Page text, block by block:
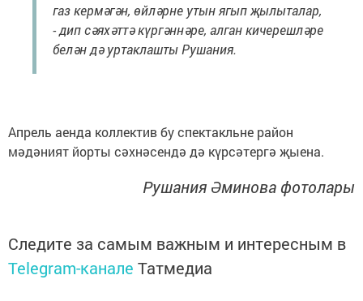
газ кермәгән, өйләрне утын ягып җылыталар,
- дип сәяхәттә күргәннәре, алган кичерешләре
белән дә уртаклашты Рушания.
Апрель аенда коллектив бу спектакльне район
мәдәният йорты сәхнәсендә дә күрсәтергә җыена.
Рушания Әминова фотолары
Следите за самым важным и интересным в
Telegram-канале Татмедиа